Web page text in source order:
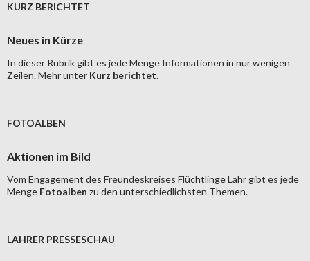
KURZ BERICHTET
Neues in Kürze
In dieser Rubrik gibt es jede Menge Informationen in nur wenigen
Zeilen. Mehr unter Kurz berichtet.
FOTOALBEN
Aktionen im Bild
Vom Engagement des Freundeskreises Flüchtlinge Lahr gibt es jede
Menge Fotoalben zu den unterschiedlichsten Themen.
LAHRER PRESSESCHAU